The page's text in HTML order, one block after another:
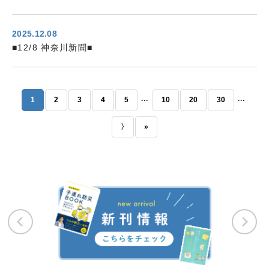
2025.12.08
■12/8 神奈川新聞■
1 2 3 4 5 ... 10 20 30 ...
〉 »